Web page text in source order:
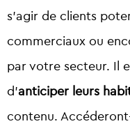
s’agir de clients
commerciaux ou
par votre secteur. Il
d’anticiper leurs
contenu.